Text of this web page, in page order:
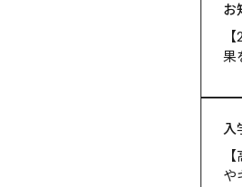
お
果
入
や